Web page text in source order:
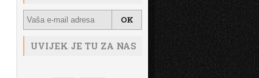
UVIJEK JE TU ZA NAS